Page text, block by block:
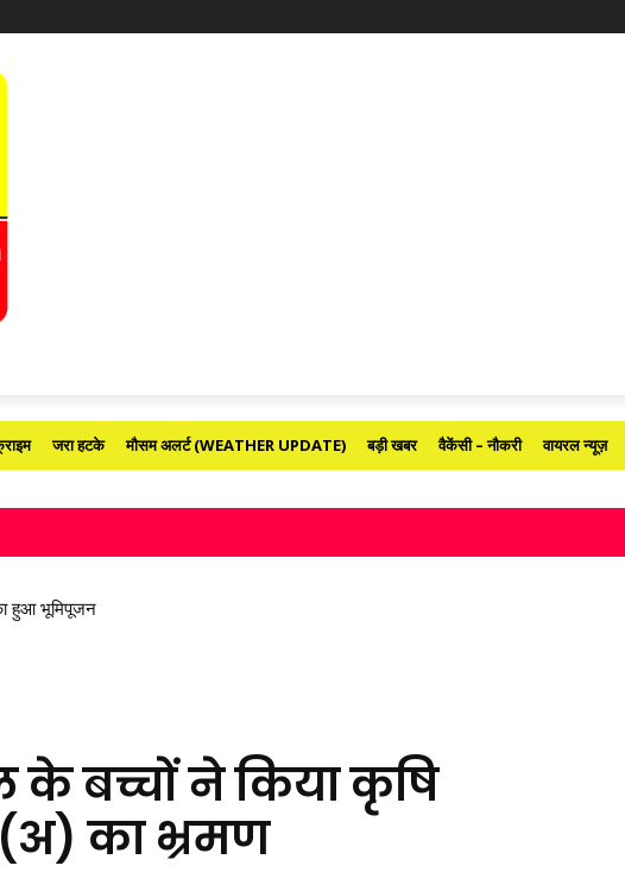
जरा हटके मौसम अलर्ट (WEATHER UPDATE) बड़ी खबर वैकेंसी – नौकरी वायरल न्यूज़
हुआ भूमिपूजनदिया स्वच्छ पर्यावरण का संदेश
बच्चों ने किया कृषि
(अ) का भ्रमण